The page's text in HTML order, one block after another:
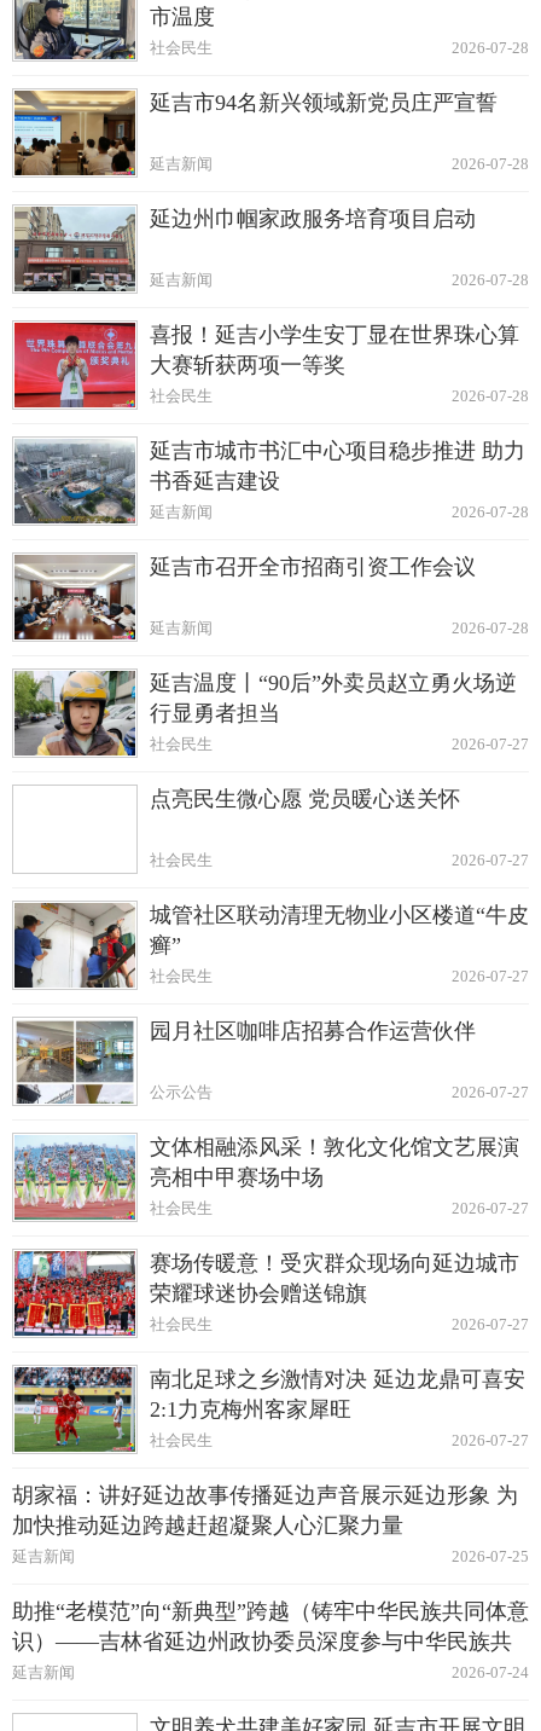
市温度
2026-07-28
社会民生
延吉市94名新兴领域新党员庄严宣誓
2026-07-28
延吉新闻
延边州巾帼家政服务培育项目启动
2026-07-28
延吉新闻
喜报！延吉小学生安丁显在世界珠心算
大赛斩获两项一等奖
2026-07-28
社会民生
延吉市城市书汇中心项目稳步推进 助力
书香延吉建设
2026-07-28
延吉新闻
延吉市召开全市招商引资工作会议
2026-07-28
延吉新闻
延吉温度丨“90后”外卖员赵立勇火场逆
行显勇者担当
2026-07-27
社会民生
点亮民生微心愿 党员暖心送关怀
2026-07-27
社会民生
城管社区联动清理无物业小区楼道“牛皮
癣”
2026-07-27
社会民生
园月社区咖啡店招募合作运营伙伴
2026-07-27
公示公告
文体相融添风采！敦化文化馆文艺展演
亮相中甲赛场中场
2026-07-27
社会民生
赛场传暖意！受灾群众现场向延边城市
荣耀球迷协会赠送锦旗
2026-07-27
社会民生
南北足球之乡激情对决 延边龙鼎可喜安
2:1力克梅州客家犀旺
2026-07-27
社会民生
胡家福：讲好延边故事传播延边声音展示延边形象 为
加快推动延边跨越赶超凝聚人心汇聚力量
2026-07-25
延吉新闻
助推“老模范”向“新典型”跨越（铸牢中华民族共同体意
识）——吉林省延边州政协委员深度参与中华民族共
同体建设纪实
2026-07-24
延吉新闻